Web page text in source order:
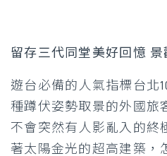
留存三代同堂美好回憶
遊台必備的人氣指標台北
種蹲伏姿勢取景的外國旅
不會突然有人影亂入的終
著太陽金光的超高建築，